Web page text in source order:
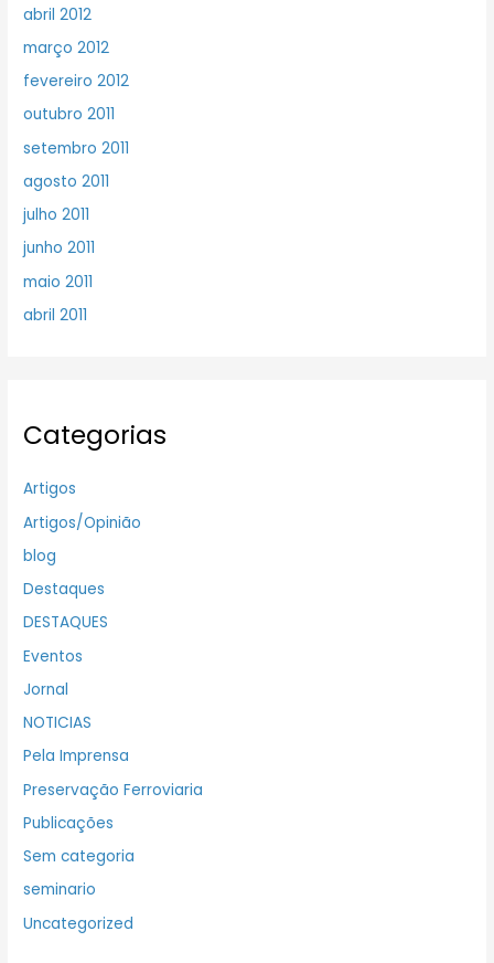
abril 2012
março 2012
fevereiro 2012
outubro 2011
setembro 2011
agosto 2011
julho 2011
junho 2011
maio 2011
abril 2011
Categorias
Artigos
Artigos/Opinião
blog
Destaques
DESTAQUES
Eventos
Jornal
NOTICIAS
Pela Imprensa
Preservação Ferroviaria
Publicações
Sem categoria
seminario
Uncategorized